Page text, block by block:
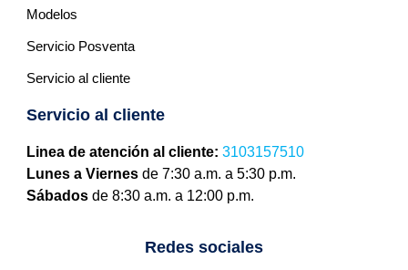
Modelos
Servicio Posventa
Servicio al cliente
Servicio al cliente
Linea de atención al cliente: 3103157510
Lunes a Viernesde 7:30 a.m. a 5:30 p.m.
Sábadosde 8:30 a.m. a 12:00 p.m.
Redes sociales